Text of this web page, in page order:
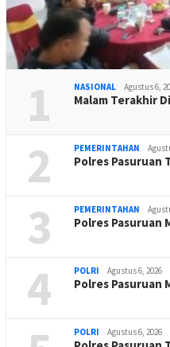
1 NASIONAL Agustus 6,
Malam Terakhir
2 PEMERINTAHAN
Polres Pasuruan
3 PEMERINTAHAN
Polres Pasuruan
4 POLRI Agustus 6, 2026
Polres Pasuruan
POLRI Agustus 6, 2026